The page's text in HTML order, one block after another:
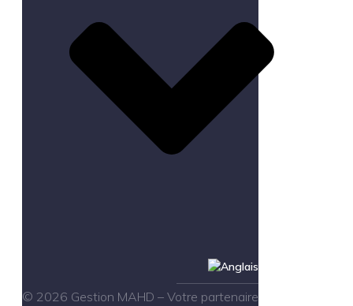
© 2026 Gestion MAHD – Votre partenaire